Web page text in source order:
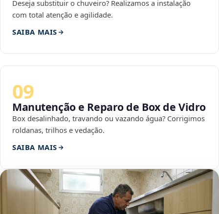
Deseja substituir o chuveiro? Realizamos a instalação
com total atenção e agilidade.
SAIBA MAIS
09
Manutenção e Reparo de Box de Vidro
Box desalinhado, travando ou vazando água? Corrigimos
roldanas, trilhos e vedação.
SAIBA MAIS